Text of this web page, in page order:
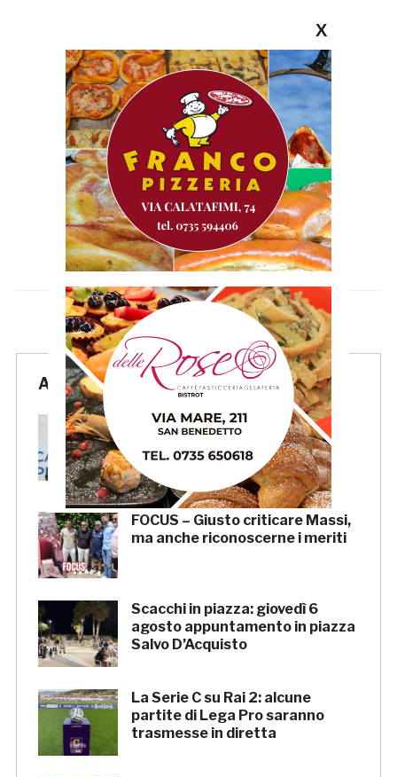
Articoli Recenti
La Samb smentisce notizie e
ricostruzioni che parlano di
cessione del club. IL
COMUNICATO
FOCUS – Giusto criticare Massi,
ma anche riconoscerne i meriti
Scacchi in piazza: giovedì 6
agosto appuntamento in piazza
Salvo D’Acquisto
La Serie C su Rai 2: alcune
partite di Lega Pro saranno
trasmesse in diretta
X